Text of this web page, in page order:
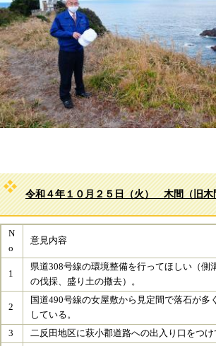
令和４年１０月２５日（火） 木間（旧木
N
o
意見内容
1
県道308号線の環境整備を行ってほしい（側
の伐採、盛り土の撤去）。
2
国道490号線の女屋敷から見定間で落石が多
している。
3
二反田地区に萩小郡道路への出入り口をつけ